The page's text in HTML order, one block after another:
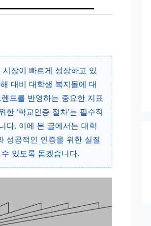
장이 빠르게 성장하고 있
대비 대학생 복지몰에 대
드를 반영하는 중요한 지표
‘학교인증 절차’는 필수적
다. 이에 본 글에서는 대학
성공적인 인증을 위한 실질
있도록 돕겠습니다.